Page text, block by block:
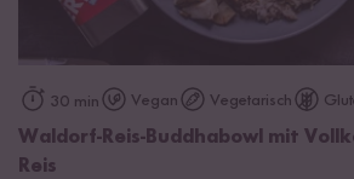
30 min Vegan Vegetarisch
Waldorf-Reis-Buddhabowl mit
Reis